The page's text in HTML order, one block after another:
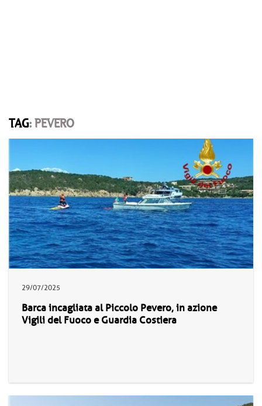
TAG: PEVERO
29/07/2025
Barca incagliata al Piccolo Pevero, in azione
Vigili del Fuoco e Guardia Costiera